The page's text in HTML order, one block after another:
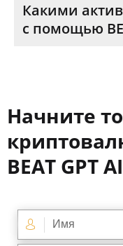
Какими
с помощью
Начните
BEAT GPT